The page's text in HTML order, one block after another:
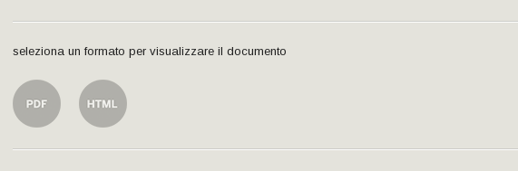
seleziona un formato per visualizzare il documento